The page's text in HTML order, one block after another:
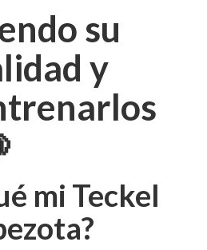
su
y
mi Teckel